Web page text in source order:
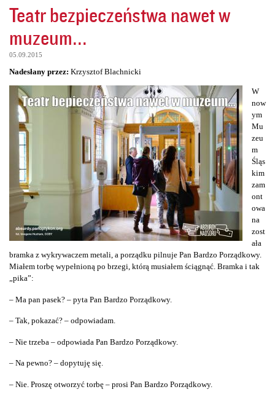
Teatr bezpieczeństwa nawet w
muzeum...
05.09.2015
Nadesłany przez: Krzysztof Blachnicki
W
now
ym
Mu
zeu
m
Śląs
kim
zam
ont
owa
na
zost
ała
bramka z wykrywaczem metali, a porządku pilnuje Pan Bardzo Porządkowy.
Miałem torbę wypełnioną po brzegi, którą musiałem ściągnąć. Bramka i tak
„pika”:
– Ma pan pasek? – pyta Pan Bardzo Porządkowy.
– Tak, pokazać? – odpowiadam.
– Nie trzeba – odpowiada Pan Bardzo Porządkowy.
– Na pewno? – dopytuję się.
– Nie. Proszę otworzyć torbę – prosi Pan Bardzo Porządkowy.